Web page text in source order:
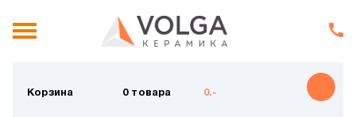
Корзина 0 товара 0.-